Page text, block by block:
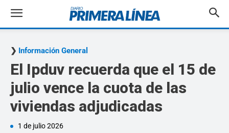
Información General
El Ipduv recuerda que el 15 de
julio vence la cuota de las
viviendas adjudicadas
1 de julio 2026